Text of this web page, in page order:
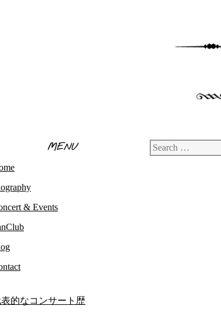
MENU
& Events
的なコンサート歴
Search